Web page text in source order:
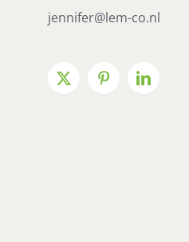
jennifer@lem-co.nl
X PinterestLinkedIn